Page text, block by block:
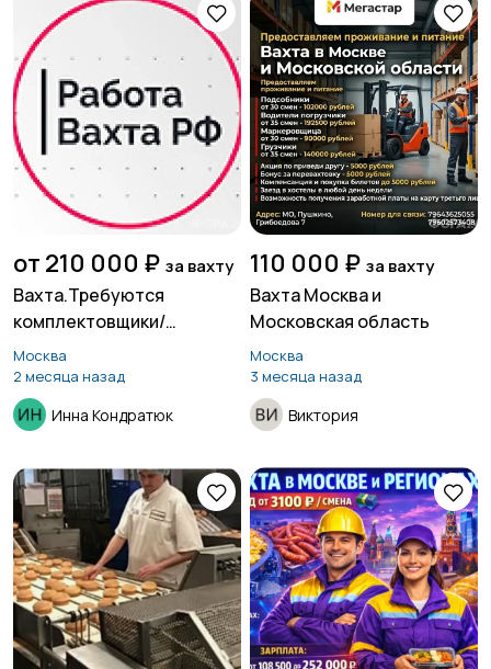
от 210 000 ₽ за вахту
Вахта.Требуются
комплектовщики/
цы.Склад
Москва
2 месяца назад
Инна Кондратюк
110 000 ₽ за вахту
Вахта Москва и
Московская область
Москва
3 месяца назад
Виктория